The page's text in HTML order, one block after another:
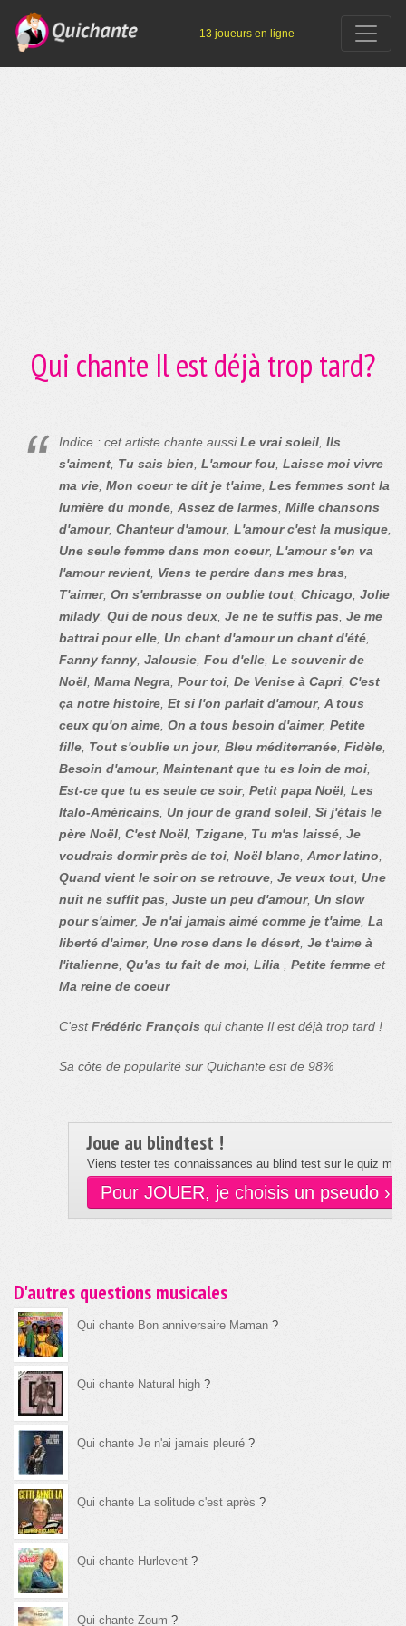
13 joueurs en ligne
Qui chante Il est déjà trop tard?
Indice : cet artiste chante aussiLe vrai soleil Ils
s'aiment Tu sais bien L'amour fou Laisse moi vivre
ma vie Mon coeur te dit je t'aime Les femmes sont la
lumière du monde Assez de larmes Mille chansons
d'amour, Chanteur d'amour, L'amour c'est la musique
Une seule femme dans mon coeur, L'amour s'en va
l'amour revient Viens te perdre dans mes bras
T'aimer, On s'embrasse on oublie tout Chicago Jolie
milady Qui de nous deux Je ne te suffis pas Je me
battrai pour elle Un chant d'amour un chant d'été
Fanny fanny Jalousie Fou d'elle Le souvenir de
Noël Mama Negra Pour toi De Venise à Capri C'est
ça notre histoire Et si l'on parlait d'amour, A tous
ceux qu'on aime On a tous besoin d'aimer, Petite
fille Tout s'oublie un jour, Bleu méditerranée Fidèle
Besoin d'amour, Maintenant que tu es loin de moi
Est-ce que tu es seule ce soir, Petit papa Noël Les
Italo-Américains
Un jour de grand soleil Si j'étais le
père Noël C'est Noël Tzigane Tu m'as laissé Je
voudrais dormir près de toi Noël blanc Amor latino
Quand vient le soir on se retrouve Je veux tout Une
nuit ne suffit pas Juste un peu d'amour, Un slow
pour s'aimer, Je n'ai jamais aimé comme je t'aime La
liberté d'aimer, Une rose dans le désert Je t'aime à
l'italienne Qu'as tu fait de moi Lilia Petite femme et
Ma reine de coeur
C'estFrédéric François qui chante Il est déjà trop tard !
Sa côte de popularité sur Quichante est de 98%
Joue au blindtest !
Viens tester tes connaissances au blind test sur le quiz
Pour JOUER, je choisis un pseudo ›
D'autres questions musicales
Qui chante Bon anniversaire Maman ?
Qui chante Natural high ?
Qui chante Je n'ai jamais pleuré ?
Qui chante La solitude c'est après ?
Qui chante Hurlevent ?
Qui chante Zoum ?